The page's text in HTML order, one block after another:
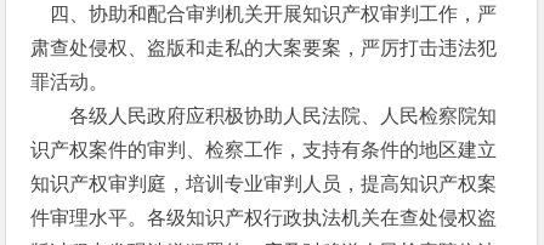
四、协助和配合审判机关开展知识产权审判工作，严
肃查处侵权、盗版和走私的大案要案，严厉打击违法犯
罪活动。
各级人民政府应积极协助人民法院、人民检察院知
识产权案件的审判、检察工作，支持有条件的地区建立
知识产权审判庭，培训专业审判人员，提高知识产权案
件审理水平。各级知识产权行政执法机关在查处侵权盗